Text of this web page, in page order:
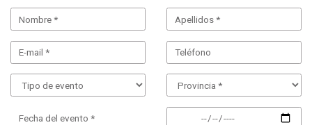
Fecha del evento *